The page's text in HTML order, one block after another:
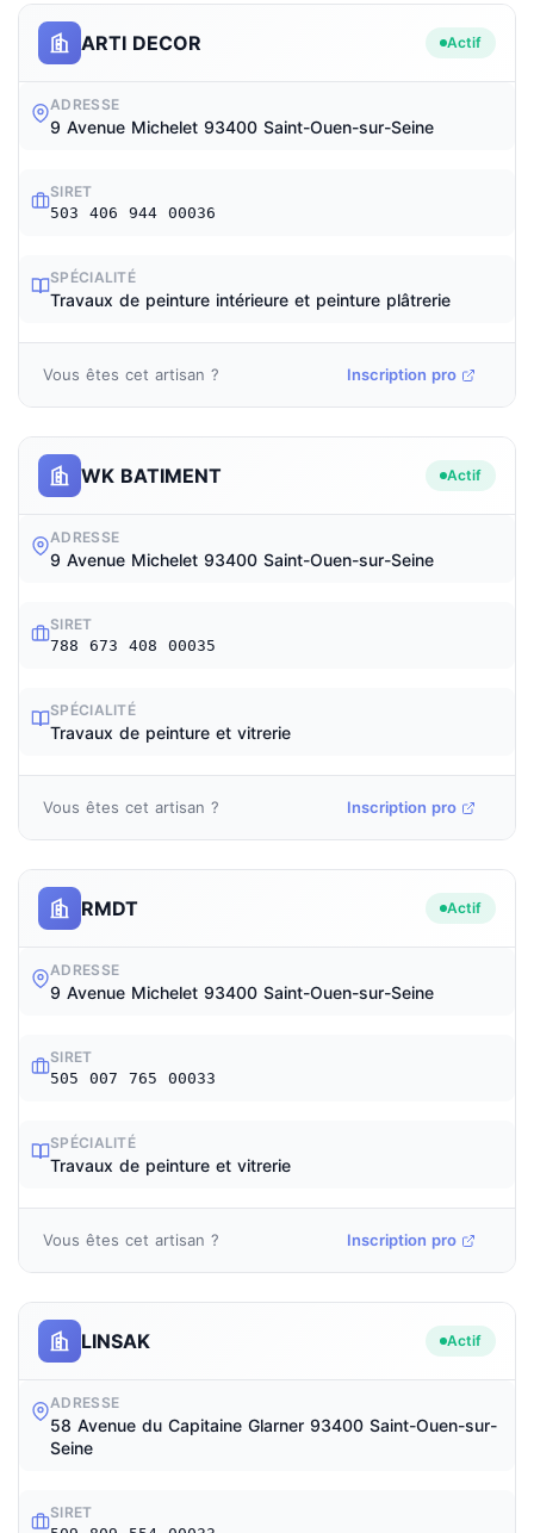
ARTI DECOR Actif
ADRESSE
9 Avenue Michelet 93400 Saint-Ouen-sur-Seine
SIRET
503 406 944 00036
SPÉCIALITÉ
Travaux de peinture intérieure et peinture plâtrerie
Vous êtes cet artisan ? Inscription pro
WK BATIMENT Actif
ADRESSE
9 Avenue Michelet 93400 Saint-Ouen-sur-Seine
SIRET
788 673 408 00035
SPÉCIALITÉ
Travaux de peinture et vitrerie
Vous êtes cet artisan ? Inscription pro
RMDT Actif
ADRESSE
9 Avenue Michelet 93400 Saint-Ouen-sur-Seine
SIRET
505 007 765 00033
SPÉCIALITÉ
Travaux de peinture et vitrerie
Vous êtes cet artisan ? Inscription pro
LINSAK Actif
ADRESSE
58 Avenue du Capitaine Glarner 93400 Saint-Ouen-sur-
Seine
SIRET